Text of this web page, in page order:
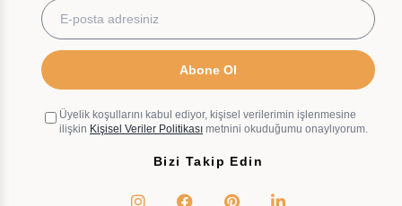
Abone Ol
Üyelik koşullarını kabul ediyor, kişisel verilerimin işlenmesine
ilişkin Kişisel Veriler Politikası metnini okuduğumu onaylıyorum.
Bizi Takip Edin